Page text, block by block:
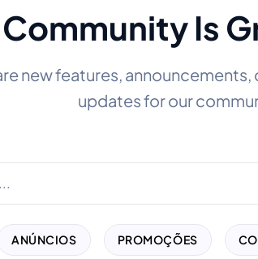
Community Is
new features,
updates for our
ANÚNCIOS PROMOÇÕES